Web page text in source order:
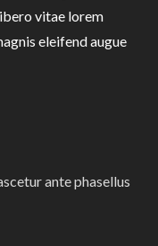
vitae lorem
eleifend augue
ante phasellus